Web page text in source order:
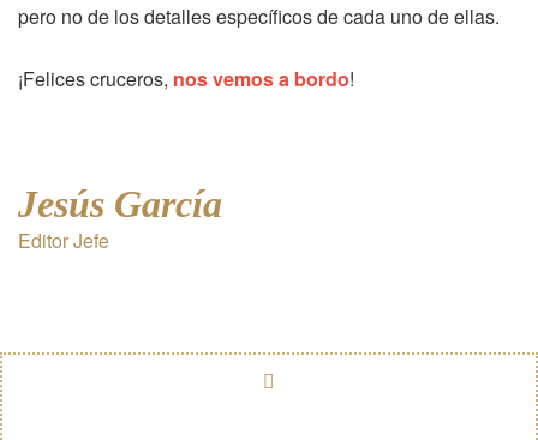
pero no de los detalles específicos de cada uno de ellas.
¡Felices cruceros, nos vemos a bordo!
Jesús García
Editor Jefe